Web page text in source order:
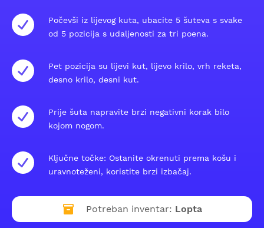
Počevši iz lijevog kuta, ubacite 5 šuteva s svake
od 5 pozicija s udaljenosti za tri poena.
Pet pozicija su lijevi kut, lijevo krilo, vrh reketa,
desno krilo, desni kut.
Prije šuta napravite brzi negativni korak bilo
kojom nogom.
Ključne točke: Ostanite okrenuti prema košu i
uravnoteženi, koristite brzi izbačaj.
Potreban inventar: Lopta